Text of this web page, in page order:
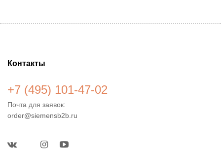
Контакты
+7 (495) 101-47-02
Почта для заявок:
order@siemensb2b.ru